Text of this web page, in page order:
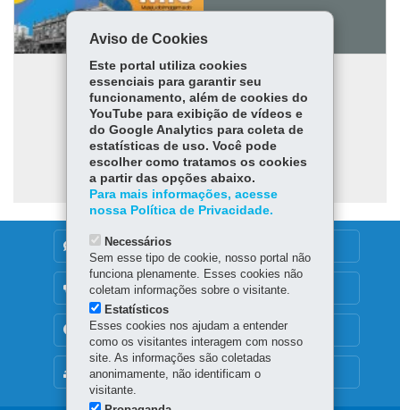
MAPA DO SITE
DENUNCIE CORRUPÇÃO
OUVIDORIA
TRANSPARÊNCIA INSTITUCIONAL
Aviso de Cookies
Este portal utiliza cookies
essenciais para garantir seu
funcionamento, além de cookies do
YouTube para exibição de vídeos e
do Google Analytics para coleta de
estatísticas de uso. Você pode
escolher como tratamos os cookies
a partir das opções abaixo.
Para mais informações, acesse
nossa Política de Privacidade.
Necessários
Sem esse tipo de cookie, nosso portal não
funciona plenamente. Esses cookies não
coletam informações sobre o visitante.
Estatísticos
Esses cookies nos ajudam a entender
como os visitantes interagem com nosso
site. As informações são coletadas
anonimamente, não identificam o
visitante.